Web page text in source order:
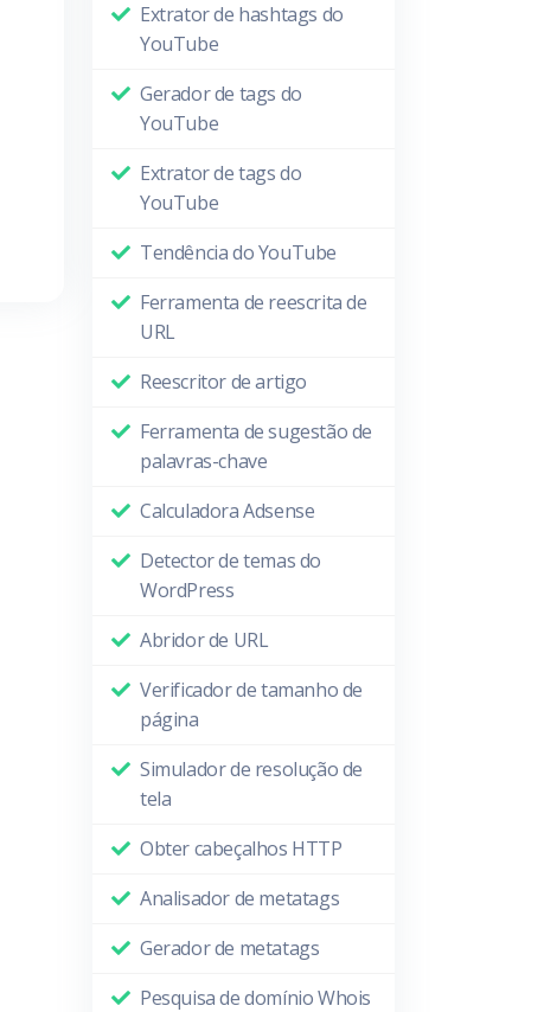
Extrator de hashtags do
YouTube
Gerador de tags do
YouTube
Extrator de tags do
YouTube
Tendência do YouTube
Ferramenta de reescrita de
URL
Reescritor de artigo
Ferramenta de sugestão de
palavras-chave
Calculadora Adsense
Detector de temas do
WordPress
Abridor de URL
Verificador de tamanho de
página
Simulador de resolução de
tela
Obter cabeçalhos HTTP
Analisador de metatags
Gerador de metatags
Pesquisa de domínio Whois